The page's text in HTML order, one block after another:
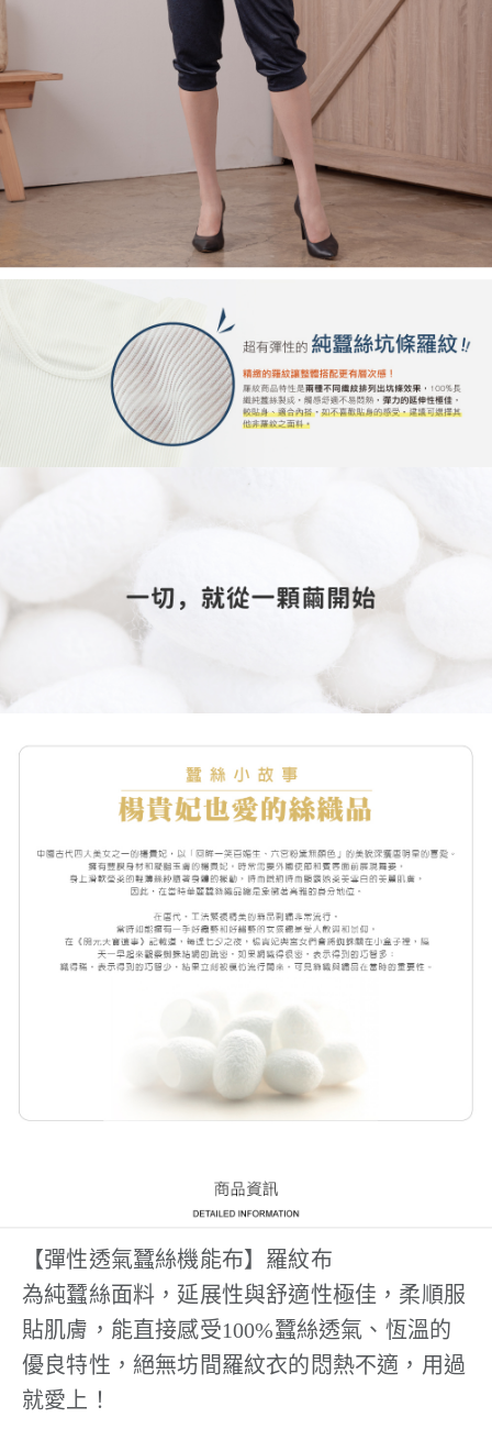
【彈性透氣蠶絲機能布】羅紋布
為純蠶絲面料，延展性與舒適性極佳，柔順服
貼肌膚，能直接感受100%蠶絲透氣、恆溫的
優良特性，絕無坊間羅紋衣的悶熱不適，用過
就愛上！